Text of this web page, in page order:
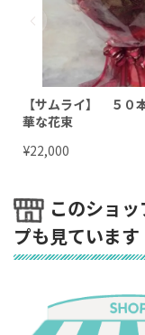
【サムライ】 ５０
華な花束
¥22,000
このショ
プも見ています